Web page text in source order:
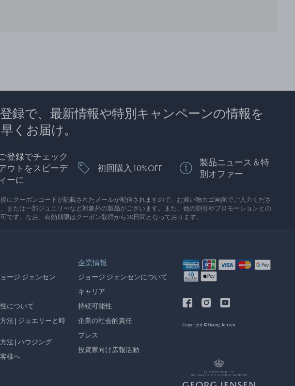
録で、最新情報や特別キャンペーンの情報を
くお届け。
登録でチェック
ウトをスピーデ
ィーに
初回購入10%OFF
製品ニュース＆特
別オファー
にクーポンコードが記載されたメールが配信されますので、お買い物カゴ画面でご入力くださ
または一部ジュエリーなど対象外の製品がございます。また、他の割引やプロモーションとの
です。なお、有効期限はクーポン取得から30日間となっております。
ージ ジェンセン
について
法 | ジュエリーと時
法 | ハウジング
様へ
企業情報
ジョージ ジェンセンについて
キャリア
持続可能性
企業の社会的責任
プレス
投資家向け広報活動
Copyright © Georg Jensen.